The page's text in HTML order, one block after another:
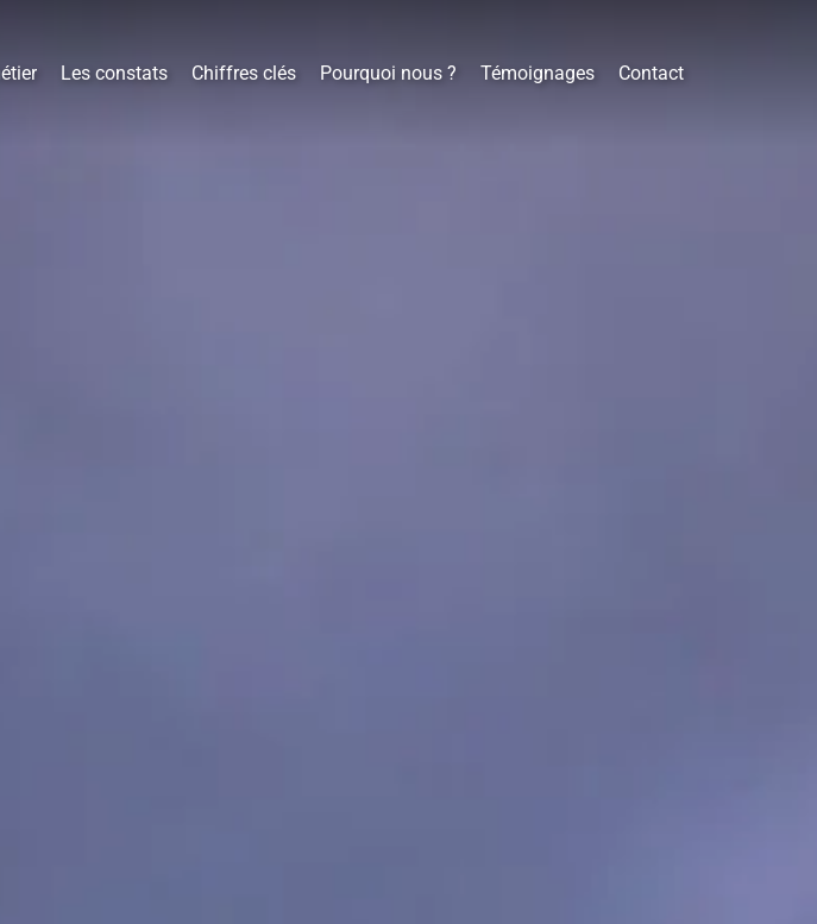
Les constats Chiffres clés Pourquoi nous ? Témoignages Contact